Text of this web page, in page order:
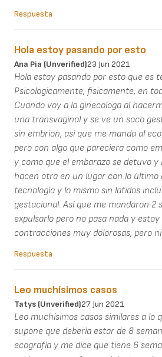
Respuesta
Hola estoy pasando por esto
Ana Pia (unverified)23 Jun 2021
Hola estoy pasando por esto que es
Psicologicamente, fisicamente, en
Cuando voy a la ginecologa al
una transvaginal y se ve un saco
sin embrion, asi que me manda al
pero con algo que pareciera como
y como que el embarazo se detuvo y
hacen otra en un lugar con lo último
tecnología y lo mismo sin latidos
gestacional. Así que me mandaron 2
expulsarlo pero no pasa nada y
contracciones muy dolorosas, pero
Respuesta
Leo muchísimos casos
Tatys (unverified)27 Jun 2021
Leo muchísimos casos similares a lo
supone que debería estar de 8
ecografía y me dice que tiene 6